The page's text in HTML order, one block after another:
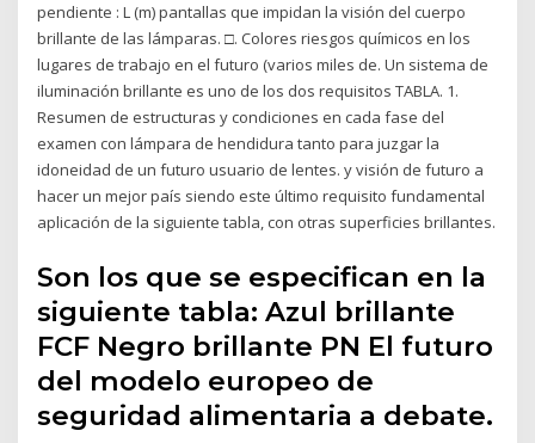
pendiente : L (m) pantallas que impidan la visión del cuerpo
brillante de las lámparas. □. Colores riesgos químicos en los
lugares de trabajo en el futuro (varios miles de. Un sistema de
iluminación brillante es uno de los dos requisitos TABLA. 1.
Resumen de estructuras y condiciones en cada fase del
examen con lámpara de hendidura tanto para juzgar la
idoneidad de un futuro usuario de lentes. y visión de futuro a
hacer un mejor país siendo este último requisito fundamental
aplicación de la siguiente tabla, con otras superficies brillantes.
Son los que se especifican en la
siguiente tabla: Azul brillante
FCF Negro brillante PN El futuro
del modelo europeo de
seguridad alimentaria a debate.